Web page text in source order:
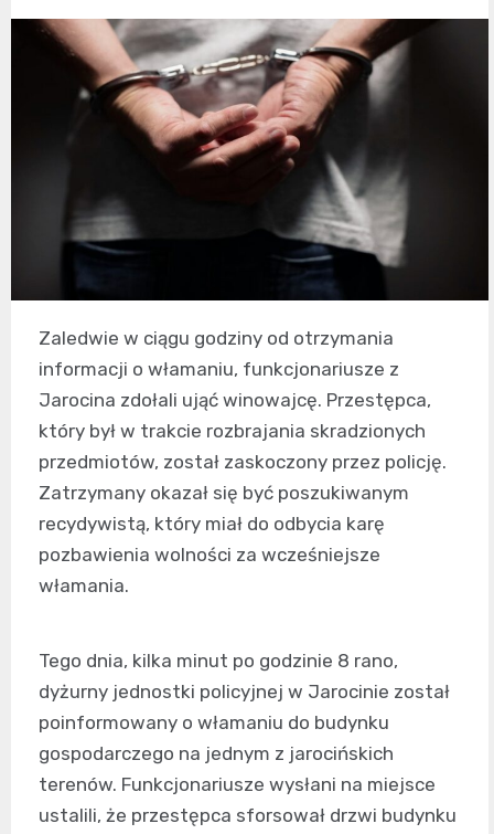
Zaledwie w ciągu godziny od otrzymania
informacji o włamaniu, funkcjonariusze z
Jarocina zdołali ująć winowajcę. Przestępca,
który był w trakcie rozbrajania skradzionych
przedmiotów, został zaskoczony przez policję.
Zatrzymany okazał się być poszukiwanym
recydywistą, który miał do odbycia karę
pozbawienia wolności za wcześniejsze
włamania.
Tego dnia, kilka minut po godzinie 8 rano,
dyżurny jednostki policyjnej w Jarocinie został
poinformowany o włamaniu do budynku
gospodarczego na jednym z jarocińskich
terenów. Funkcjonariusze wysłani na miejsce
ustalili, że przestępca sforsował drzwi budynku